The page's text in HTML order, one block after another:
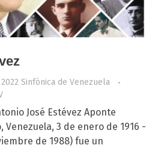
Sinfónica de Venezuela
José Estévez Aponte
Venezuela, 3 de enero de 1916 -
de 1988) fue un